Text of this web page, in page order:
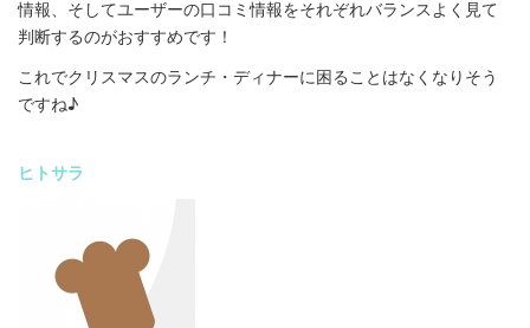
情報、そしてユーザーの口コミ情報をそれぞれバランスよく見て
判断するのがおすすめです！
これでクリスマスのランチ・ディナーに困ることはなくなりそう
ですね♪
ヒトサラ